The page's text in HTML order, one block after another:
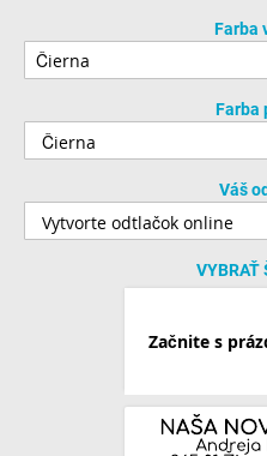
Farba
Farba
Váš
VYBRAŤ
Začnite s